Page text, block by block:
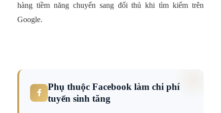
hàng tiềm năng chuyển sang đối thủ khi tìm kiếm trên
Google.
Phụ thuộc Facebook làm chi phí
tuyển sinh tăng